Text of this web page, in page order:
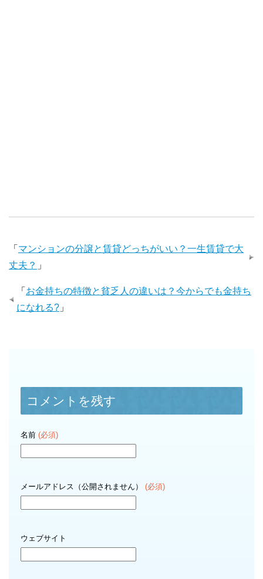
「 マンションの分譲と賃貸どっちがいい？一生賃貸で大
丈夫？ 」
「 お金持ちの特徴と貧乏人の違いは？今からでも金持ち
になれる? 」
コメントを残す
名前 (必須)
メールアドレス（公開されません） (必須)
ウェブサイト